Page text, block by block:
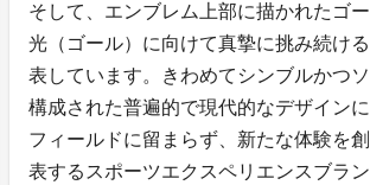
そして、エンブレム上部に描かれたゴ
光（ゴール）に向けて真摯に挑み続け
表しています。きわめてシンブルかつ
構成された普遍的で現代的なデザイン
フィールドに留まらず、新たな体験を
表するスポーツエクスペリエンスブラ